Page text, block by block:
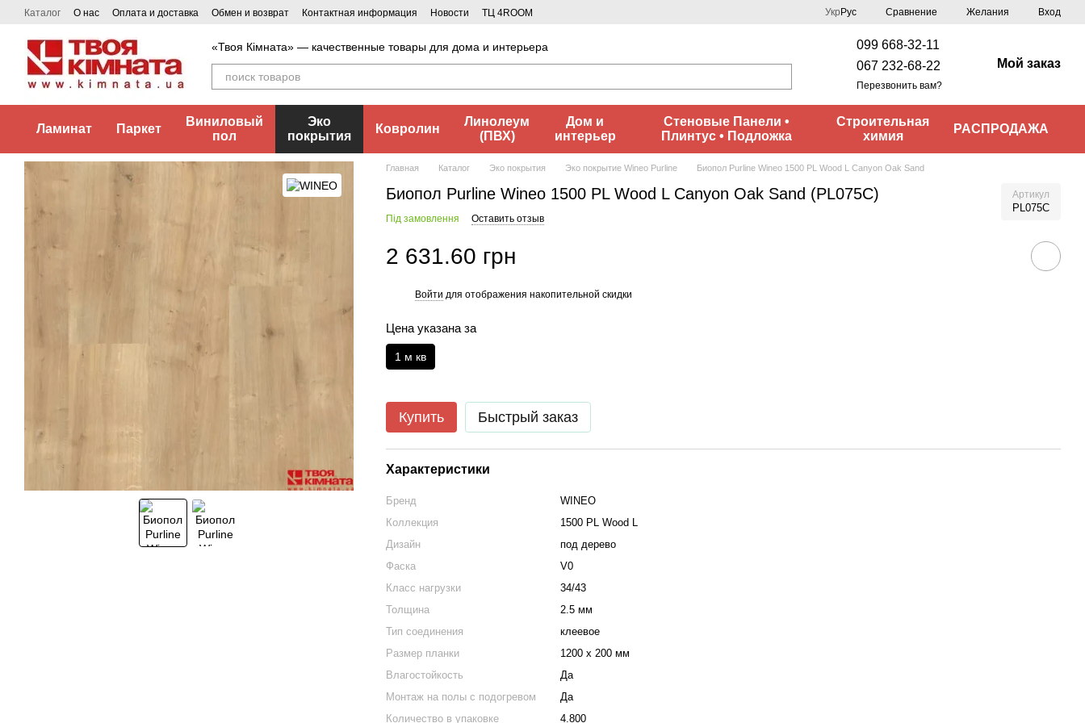
Перейти к основному контенту
Каталог О нас Оплата и доставка Обмен и возврат Контактная информация Новости ТЦ 4ROOM Укр Рус Сравнение Желания Вход
«Твоя Кімната» — качественные товары для дома и интерьера
099 668-32-11
067 232-68-22
Перезвонить вам?
Мой заказ
Ламинат Паркет
Виниловый
пол
Эко
покрытия
Ковролин
Линолеум
(ПВХ)
Дом и
интерьер
Стеновые Панели •
Плинтус • Подложка
Строительная
химия
РАСПРОДАЖА
Главная Каталог Эко покрытия Эко покрытие Wineo Purline Биопол Purline Wineo 1500 PL Wood L Сanyon Oak Sand
Биопол Purline Wineo 1500 PL Wood L Сanyon Oak Sand (PL075C) Артикул
PL075C
Під замовлення Оставить отзыв
2 631.60 грн
Войти для отображения накопительной скидки
Цена указана за
1 м кв
Купить Быстрый заказ
Характеристики
Бренд
WINEO
Коллекция
1500 PL Wood L
Дизайн
под дерево
Фаска
V0
Класс нагрузки
34/43
Толщина
2.5 мм
Тип соединения
клеевое
Размер планки
1200 x 200 мм
Влагостойкость
Да
Монтаж на полы с подогревом
Да
Количество в упаковке
4.800